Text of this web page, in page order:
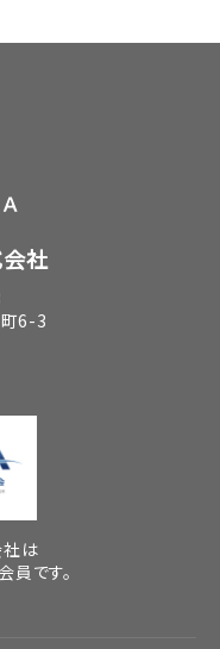
社
6-3
は
です。